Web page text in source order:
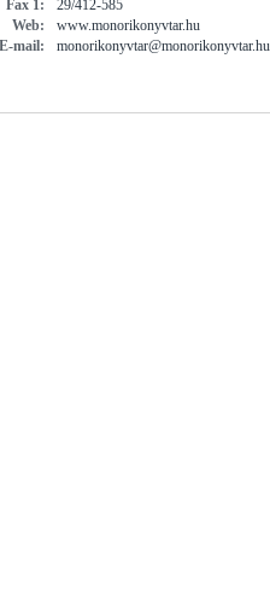
Fax 1:
29/412-585
Web:
www.monorikonyvtar.hu
E-mail:
monorikonyvtar@monorikonyvtar.hu